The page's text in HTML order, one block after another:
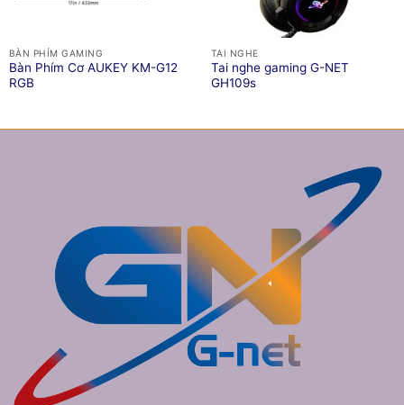
BÀN PHÍM GAMING
Bàn Phím Cơ AUKEY KM-G12
RGB
TAI NGHE
Tai nghe gaming G-NET
GH109s